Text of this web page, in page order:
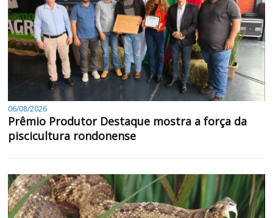
06/08/2026
Prêmio Produtor Destaque mostra a força da
piscicultura rondonense